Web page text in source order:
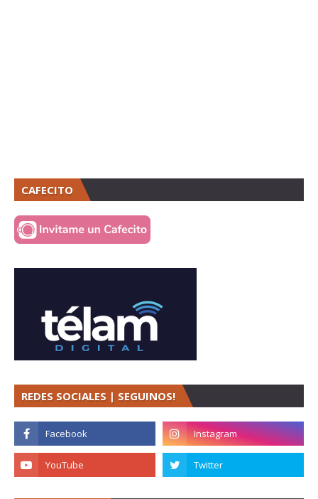
CAFECITO
REDES SOCIALES | SEGUINOS!